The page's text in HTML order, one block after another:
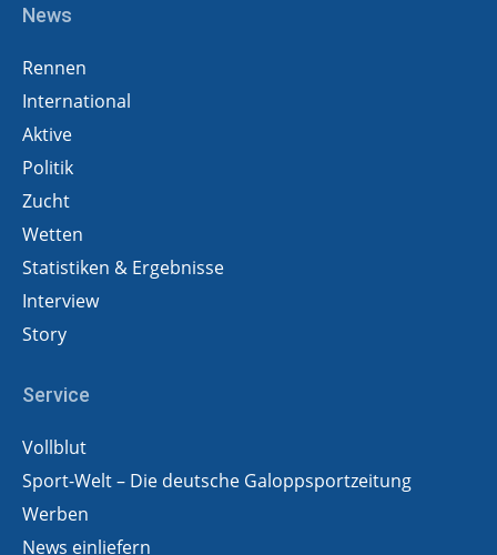
News
Rennen
International
Aktive
Politik
Zucht
Wetten
Statistiken & Ergebnisse
Interview
Story
Service
Vollblut
Sport-Welt – Die deutsche Galoppsportzeitung
Werben
News einliefern